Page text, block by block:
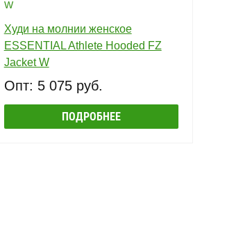
Худи на молнии женское
ESSENTIAL Athlete Hooded FZ
Jacket W
Опт: 5 075 руб.
ПОДРОБНЕЕ